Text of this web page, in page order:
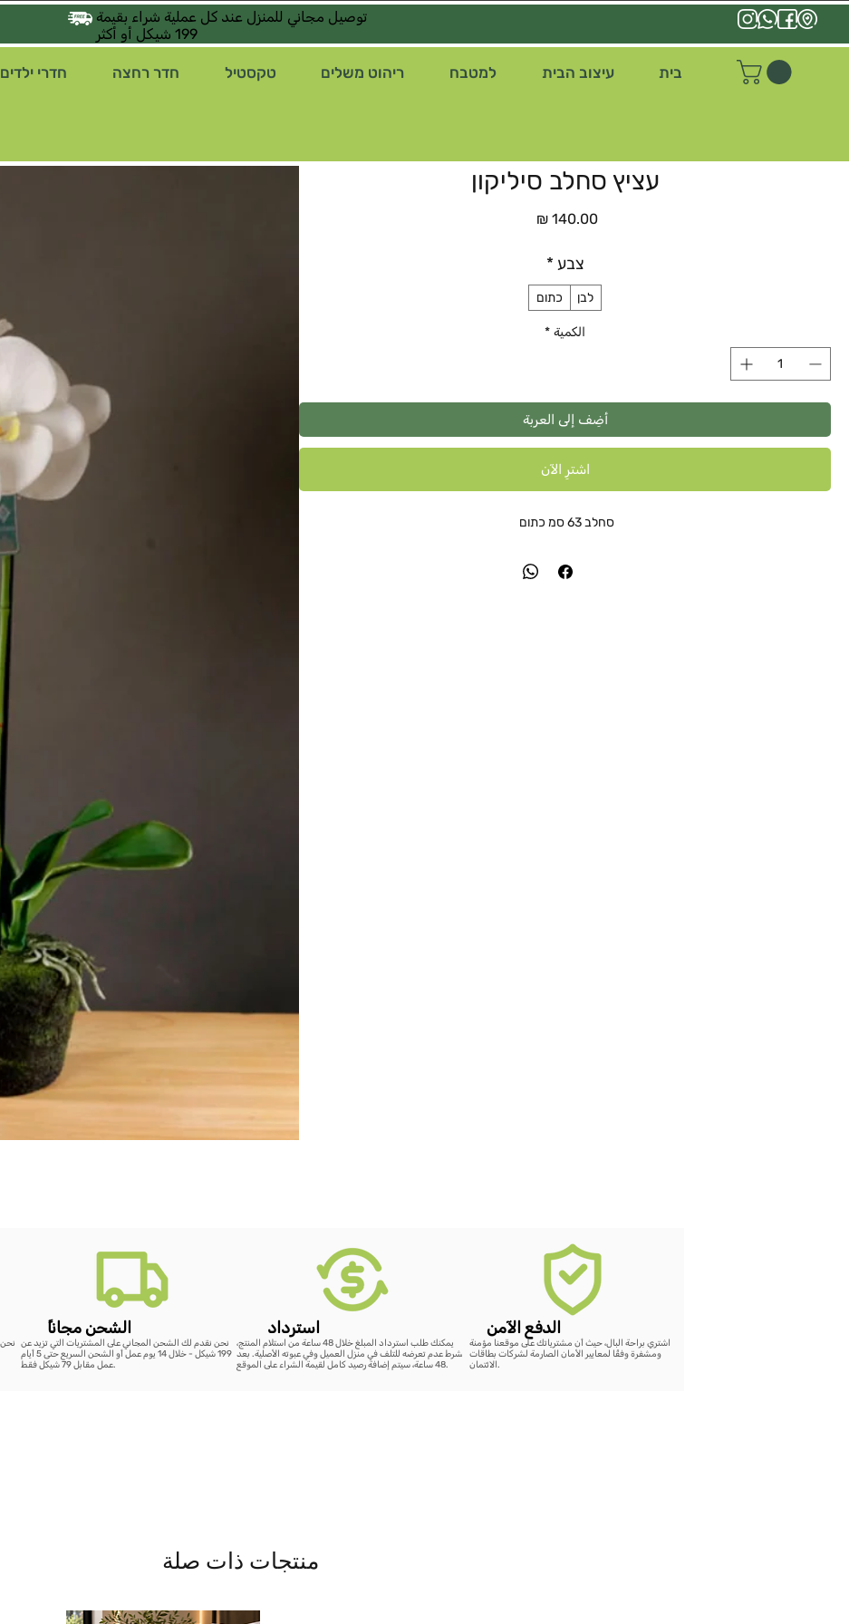
توصيل مجاني للمنزل عند كل عملية شراء بقيمة
199 شيكل أو أكثر
בית עיצוב הבית למטבח ריהוט משלים טקסטיל חדר רחצה חדרי ילדים
עציץ סחלב סיליקון
السعر
צבע *
לבן כתום
الكمية *
أضِف إلى العربة
اشترِ الآن
סחלב 63 סמ כתום
ًالشحن مجانا
نحن نقدم لك الشحن المجاني على المشتريات التي تزيد عن
199 شيكل - خلال 14 يوم عمل أو الشحن السريع حتى 5 أيام
عمل مقابل 79 شيكل فقط.
استرداد
يمكنك طلب استرداد المبلغ خلال 48 ساعة من استلام المنتج،
بشرط عدم تعرضه للتلف في منزل العميل وفي عبوته الأصلية. بعد
48 ساعة، سيتم إضافة رصيد كامل لقيمة الشراء على الموقع.
الدفع الآمن
اشتري براحة البال، حيث أن مشترياتك على موقعنا مؤمنة
ومشفرة وفقًا لمعايير الأمان الصارمة لشركات بطاقات
الائتمان.
منتجات ذات صلة